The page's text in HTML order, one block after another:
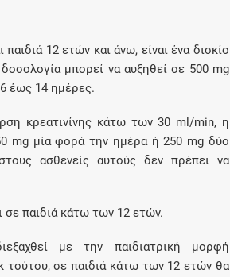
12 ετών και άνω, είναι ένα δισκίο
μπορεί να αυξηθεί σε 500 mg
έως 14 ημέρες.
κρεατινίνης κάτω των 30 ml/min, η
mg μία φορά την ημέρα ή 250 mg δύο
ασθενείς αυτούς δεν πρέπει να
σε παιδιά κάτω των 12 ετών.
με την παιδιατρική μορφή
τούτου, σε παιδιά κάτω των 12 ετών θα